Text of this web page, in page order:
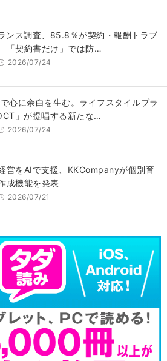
ンス調査、85.8％が契約・報酬トラブ
「契約書だけ」では防…
2026/07/24
心に余白を生む。ライフスタイルブラ
」が提唱する新たな…
2026/07/24
営をAIで支援、KKCompanyが個別育
成機能を発表
2026/07/21